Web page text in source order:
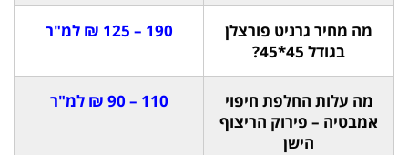
מה מחיר גרניט פורצלן
בגודל 45*45?
190 – 125 ₪ למ"ר
מה עלות החלפת חיפוי
אמבטיה – פירוק הריצוף
הישן
110 – 90 ₪ למ"ר